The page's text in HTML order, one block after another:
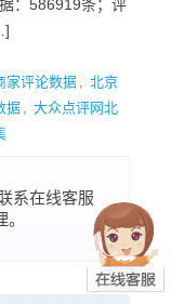
：586919条；评
家评论数据 , 北京
据 , 大众点评网北
系在线客服